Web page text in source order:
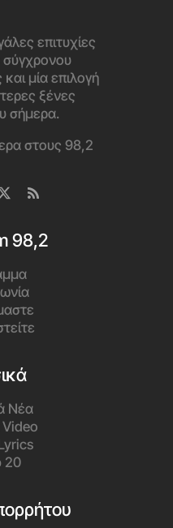
επιτυχίες
σύγχρονου
μία επιλογή
ξένες
σήμερα.
στους 98,2
98,2
Νέα
20